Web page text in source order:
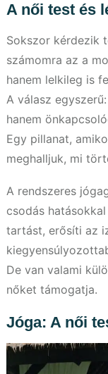
A női test és
Sokszor kérdezik
számomra az a
hanem lelkileg is
A válasz
hanem
Egy pillanat,
meghalljuk, mi
A rendszeres
csodás
tartást, erősíti az
De van valami
nőket támogatja.
Jóga: A női